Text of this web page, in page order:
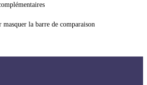
la barre de comparaison